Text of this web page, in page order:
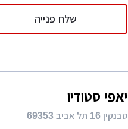
שלח פנייה
יאפי סטודיו
טבנקין 16 תל אביב 69353